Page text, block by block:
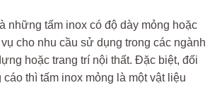
những tấm inox có độ dày mỏng hoặc
cho nhu cầu sử dụng trong các ngành
hoặc trang trí nội thất. Đặc biệt, đối
thì tấm inox mỏng là một vật liệu